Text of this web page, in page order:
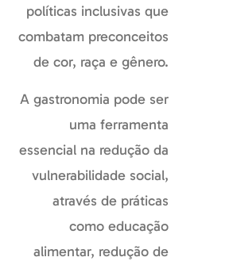
políticas inclusivas que
combatam preconceitos
de cor, raça e gênero.
A gastronomia pode ser
uma ferramenta
essencial na redução da
vulnerabilidade social,
através de práticas
como educação
alimentar, redução de